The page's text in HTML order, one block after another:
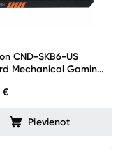
CND-SKB6-US
Mechanical Gaming
€
Pievienot